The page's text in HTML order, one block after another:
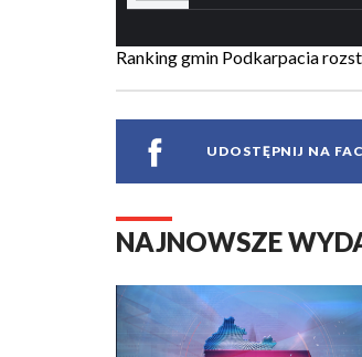
Ranking gmin Podkarpacia
UDOSTĘPNIJ NA
NAJNOWSZE